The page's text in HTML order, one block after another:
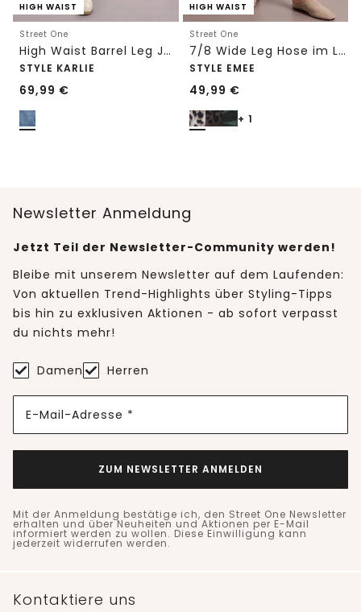
HIGH WAIST
Street One
High Waist Barrel Leg Jeans im Loose Fit
STYLE KARLIE
69,99 €
HIGH WAIST
Street One
7/8 Wide Leg Hose im Loose Fit mit Print
STYLE EMEE
49,99 €
+ 1
Newsletter Anmeldung
Jetzt Teil der Newsletter-Community werden!
Bleibe mit unserem Newsletter auf dem Laufenden:
Von aktuellen Trend-Highlights über Styling-Tipps
bis hin zu exklusiven Aktionen - ab sofort verpasst
du nichts mehr!
Damen Herren
E-Mail-Adresse *
ZUM NEWSLETTER ANMELDEN
Mit der Anmeldung bestätige ich, den Street One Newsletter
erhalten und über Neuheiten und Aktionen per E-Mail
informiert werden zu wollen. Diese Einwilligung kann
jederzeit widerrufen werden.
Kontaktiere uns